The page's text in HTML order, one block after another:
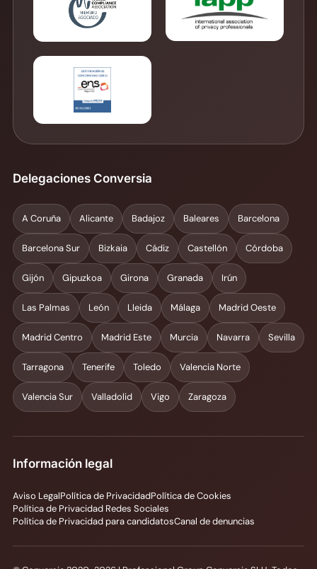
Delegaciones Conversia
A Coruña Alicante Badajoz Baleares Barcelona
Barcelona Sur Bizkaia Cádiz Castellón Córdoba
Gijón Gipuzkoa Girona Granada Irún
Las Palmas León Lleida Málaga Madrid Oeste
Madrid Centro Madrid Este Murcia Navarra Sevilla
Tarragona Tenerife Toledo Valencia Norte
Valencia Sur Valladolid Vigo Zaragoza
Información legal
Aviso LegalPolítica de PrivacidadPolítica de Cookies
Política de Privacidad Redes Sociales
Política de Privacidad para candidatosCanal de denuncias